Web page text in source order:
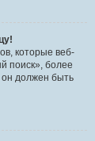
которые веб-
поиск», более
он должен быть